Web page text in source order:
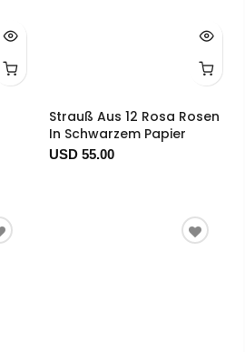
Strauß Aus 12 Rosa Rosen
In Schwarzem Papier
USD 55.00